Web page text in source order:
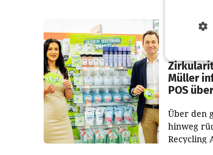
Müller
POS über
Über den
hinweg
Recycling